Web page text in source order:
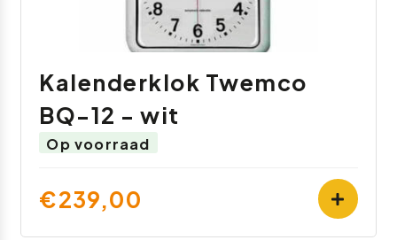
Kalenderklok Twemco
BQ-12 - wit
Op voorraad
€239,00